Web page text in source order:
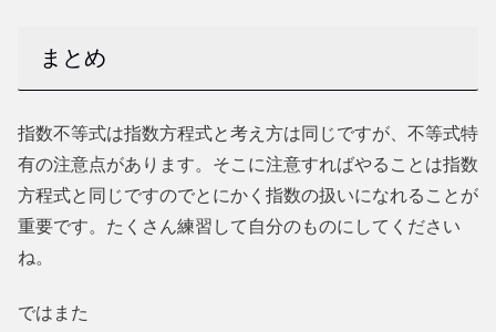
まとめ
指数不等式は指数方程式と考え方は同じですが、不等式特
有の注意点があります。そこに注意すればやることは指数
方程式と同じですのでとにかく指数の扱いになれることが
重要です。たくさん練習して自分のものにしてください
ね。
ではまた